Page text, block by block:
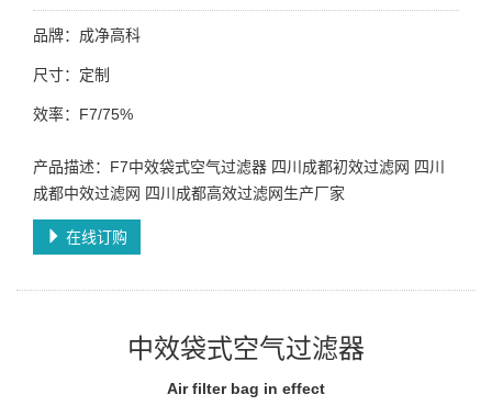
品牌：成净高科
尺寸：定制
效率：F7/75%
产品描述：F7中效袋式空气过滤器 四川成都初效过滤网 四川
成都中效过滤网 四川成都高效过滤网生产厂家
在线订购
中效袋式空气过滤器
Air filter bag in effect